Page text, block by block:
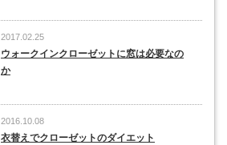
2017.02.25
ウォークインクローゼットに窓は必要なの
か
2016.10.08
衣替えでクローゼットのダイエット